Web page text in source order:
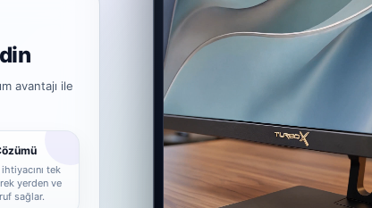
avantajı ile
tek
yerden ve
sağlar.